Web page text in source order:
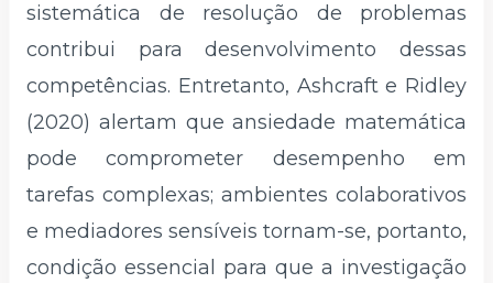
sistemática de resolução de problemas
contribui para desenvolvimento dessas
competências. Entretanto, Ashcraft e Ridley
(2020) alertam que ansiedade matemática
pode comprometer desempenho em
tarefas complexas; ambientes colaborativos
e mediadores sensíveis tornam-se, portanto,
condição essencial para que a investigação